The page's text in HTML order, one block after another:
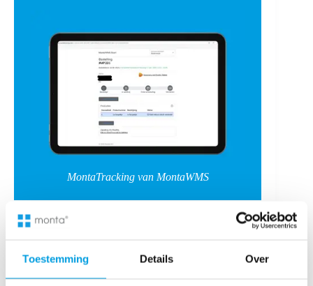
Toestemming Details Over
MontaTracking van MontaWMS
Vereenvoudig retourbeleid met de RMA van
MontaWMS
Een piek in het aantal bestellingen, betekent helaas ook
vaak een piek in het aantal retouren. Voorkomen zal
helaas niet gaan, maar je kunt het wel makkelijker